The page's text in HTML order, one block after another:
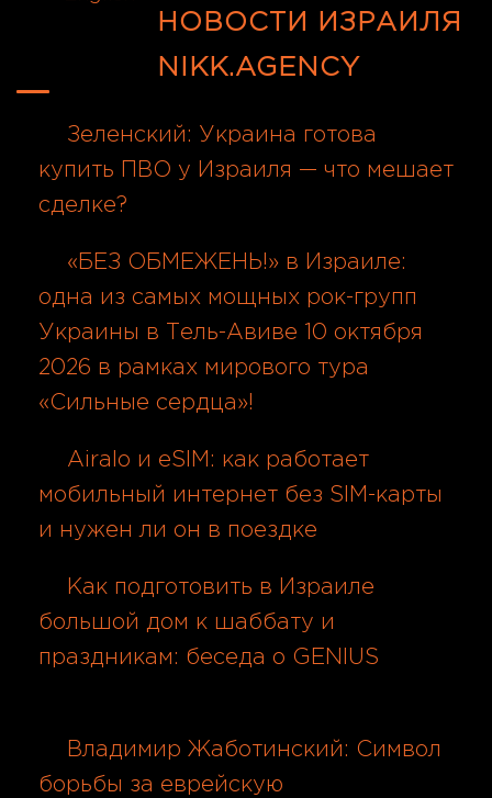
НОВОСТИ ИЗРАИЛЯ
NIKK.AGENCY
Зеленский: Украина готова
купить ПВО у Израиля — что мешает
сделке?
«БЕЗ ОБМЕЖЕНЬ!» в Израиле:
одна из самых мощных рок-групп
Украины в Тель-Авиве 10 октября
2026 в рамках мирового тура
«Сильные сердца»!
Airalo и eSIM: как работает
мобильный интернет без SIM-карты
и нужен ли он в поездке
Как подготовить в Израиле
большой дом к шаббату и
праздникам: беседа о GENIUS
Владимир Жаботинский: Символ
борьбы за еврейскую